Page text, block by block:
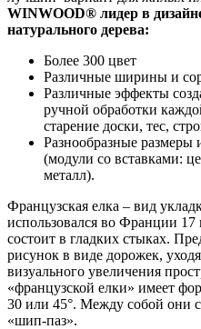
WINWOOD® лидер в
натурального дерева:
Более 300 цвет
Различные ширины и
Различные эффекты
ручной обработки
старение доски, тес,
Разнообразные
(модули со вставками:
металл).
Французская елка – вид
использовался во Франции 17
состоит в гладких стыках.
рисунок в виде дорожек,
визуального увеличения
«французской елки» имеет
30 или 45°. Между собой они
«шип-паз».